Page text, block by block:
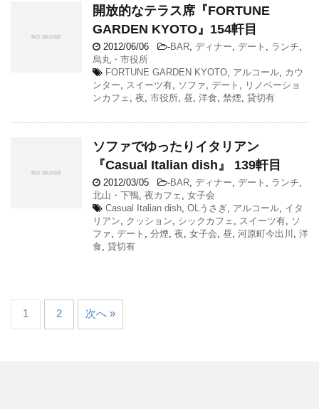
開放的なテラス席『FORTUNE
GARDEN KYOTO』154軒目
2012/06/06 -BAR, ディナー, デート , ランチ,
烏丸・市役所
FORTUNE GARDEN KYOTO, アルコール, カウ
ンター, スイーツ有, ソファ, デート , リノベーショ
ンカフェ , 夜, 市役所, 昼, 洋食, 禁煙, 貸切有
ソファでゆったりイタリアン
『Casual Italian dish』 139軒目
2012/03/05 -BAR, ディナー, デート , ランチ,
北山・下鴨, 夜カフェ , 女子会
Casual Italian dish, OLうさぎ, アルコール, イタ
リアン, クッション, シックカフェ , スイーツ有, ソ
ファ, デート , 分煙, 夜, 女子会, 昼, 河原町今出川 , 洋
食, 貸切有
1 2 次へ »